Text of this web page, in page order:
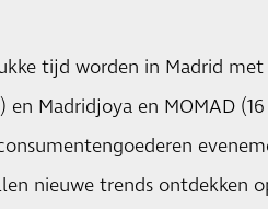
tijd worden in Madrid
en Madridjoya en MOMAD
nieuwe trends ontdekken